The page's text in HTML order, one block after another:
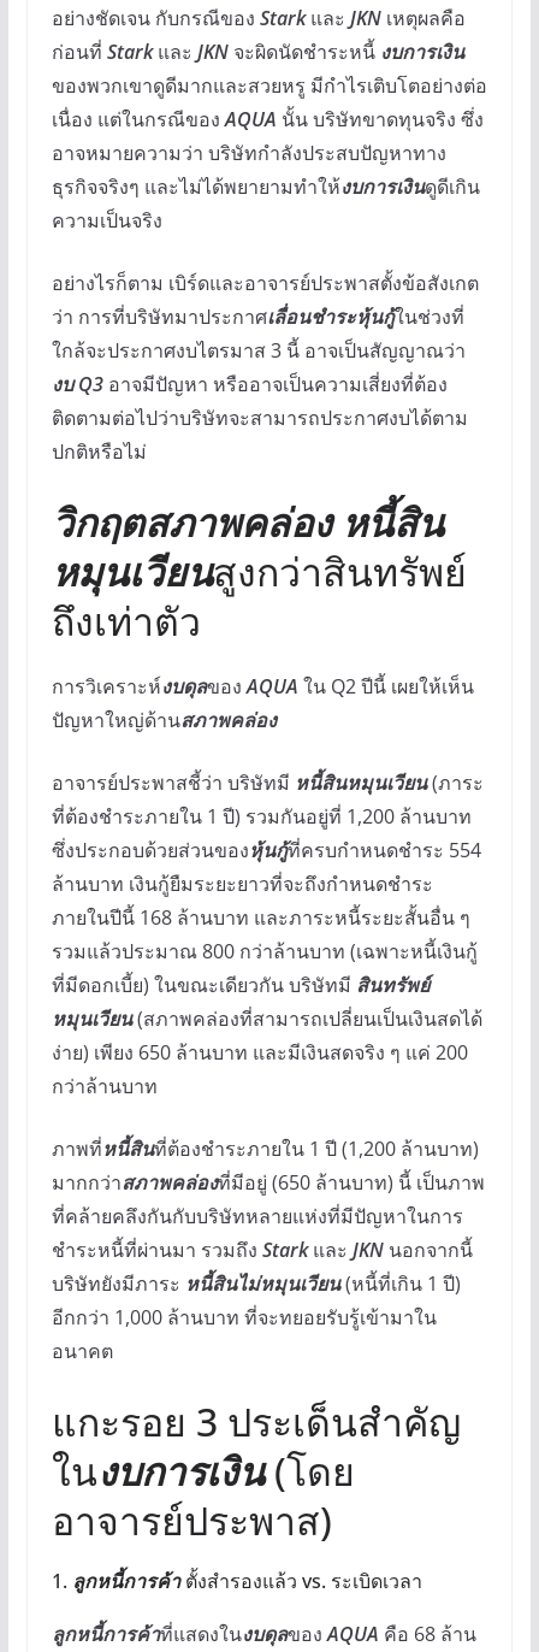
อย่างชัดเจน กับกรณีของ Starkและ JKNเหตุผลคือ
ก่อนที่ Starkและ JKNจะผิดนัดชำระหนี้ งบการเงิน
ของพวกเขาดูดีมากและสวยหรู มีกำไรเติบโตอย่างต่อ
เนื่อง แต่ในกรณีของAQUA นั้น บริษัทขาดทุนจริง ซึ่ง
อาจหมายความว่า บริษัทกำลังประสบปัญหาทาง
ธุรกิจจริงๆ และไม่ได้พยายามทำให้งบการเงินดูดีเกิน
ความเป็นจริง
อย่างไรก็ตาม เบิร์ดและอาจารย์ประพาสตั้งข้อสังเกต
ว่า การที่บริษัทมาประกาศเลื่อนชำระหุ้นกู้ในช่วงที่
ใกล้จะประกาศงบไตรมาส 3 นี้ อาจเป็นสัญญาณว่า
งบ Q3อาจมีปัญหา หรืออาจเป็นความเสี่ยงที่ต้อง
ติดตามต่อไปว่าบริษัทจะสามารถประกาศงบได้ตาม
ปกติหรือไม่
วิกฤตสภาพคล่อง หนี้สิน
หมุนเวียนสูงกว่าสินทรัพย์
ถึงเท่าตัว
การวิเคราะห์งบดุลของAQUA ใน Q2 ปีนี้ เผยให้เห็น
ปัญหาใหญ่ด้านสภาพคล่อง
อาจารย์ประพาสชี้ว่า บริษัทมี หนี้สินหมุนเวียน(ภาระ
ที่ต้องชำระภายใน 1 ปี) รวมกันอยู่ที่ 1,200 ล้านบาท
ซึ่งประกอบด้วยส่วนของหุ้นกู้ที่ครบกำหนดชำระ 554
ล้านบาท เงินกู้ยืมระยะยาวที่จะถึงกำหนดชำระ
ภายในปีนี้ 168 ล้านบาท และภาระหนี้ระยะสั้นอื่น ๆ
รวมแล้วประมาณ 800 กว่าล้านบาท (เฉพาะหนี้เงินกู้
ที่มีดอกเบี้ย) ในขณะเดียวกัน บริษัทมี สินทรัพย์
หมุนเวียน(สภาพคล่องที่สามารถเปลี่ยนเป็นเงินสดได้
ง่าย) เพียง 650 ล้านบาท และมีเงินสดจริง ๆ แค่ 200
กว่าล้านบาท
ภาพที่หนี้สินที่ต้องชำระภายใน 1 ปี (1,200 ล้านบาท)
มากกว่าสภาพคล่องที่มีอยู่ (650 ล้านบาท) นี้ เป็นภาพ
ที่คล้ายคลึงกันกับบริษัทหลายแห่งที่มีปัญหาในการ
ชำระหนี้ที่ผ่านมา รวมถึง Starkและ JKNนอกจากนี้
บริษัทยังมีภาระ หนี้สินไม่หมุนเวียน(หนี้ที่เกิน 1 ปี)
อีกกว่า 1,000 ล้านบาท ที่จะทยอยรับรู้เข้ามาใน
อนาคต
แกะรอย 3 ประเด็นสำคัญ
ในงบการเงิน(โดย
อาจารย์ประพาส)
1. ลูกหนี้การค้าตั้งสำรองแล้ว vs. ระเบิดเวลา
ลูกหนี้การค้าที่แสดงในงบดุลของAQUA คือ 68 ล้าน